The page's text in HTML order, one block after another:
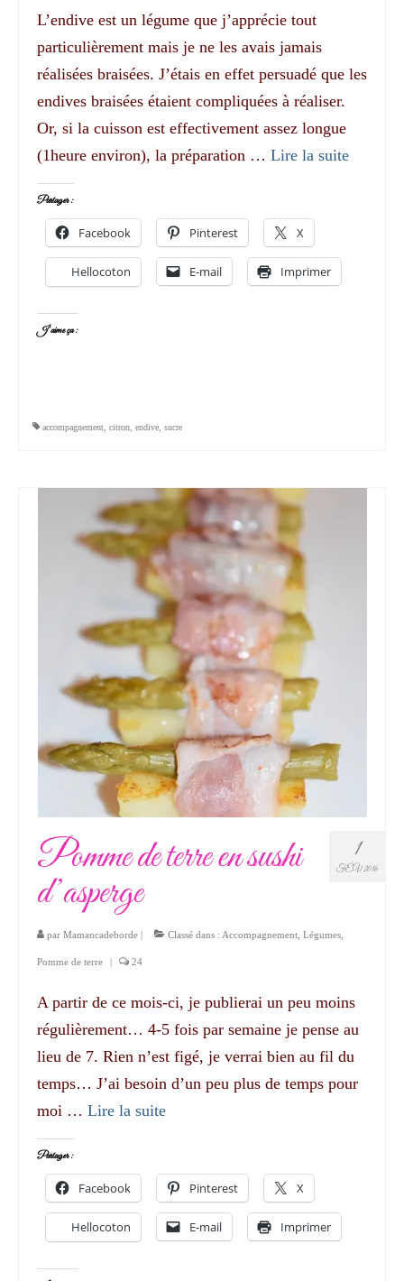
L’endive est un légume que j’apprécie tout
particulièrement mais je ne les avais jamais
réalisées braisées. J’étais en effet persuadé que les
endives braisées étaient compliquées à réaliser.
Or, si la cuisson est effectivement assez longue
(1heure environ), la préparation … Lire la suite­­
Partager :
Facebook Pinterest X
Hellocoton E-mail Imprimer
J’aime ça :
accompagnement citron endive sucre
1
FÉV 2016
Pomme de terre en sushi
d’asperge
par Mamancadeborde | Classé dans : Accompagnement Légumes
Pomme de terre | 24
A partir de ce mois-ci, je publierai un peu moins
régulièrement… 4-5 fois par semaine je pense au
lieu de 7. Rien n’est figé, je verrai bien au fil du
temps… J’ai besoin d’un peu plus de temps pour
moi … Lire la suite­­
Partager :
Facebook Pinterest X
Hellocoton E-mail Imprimer